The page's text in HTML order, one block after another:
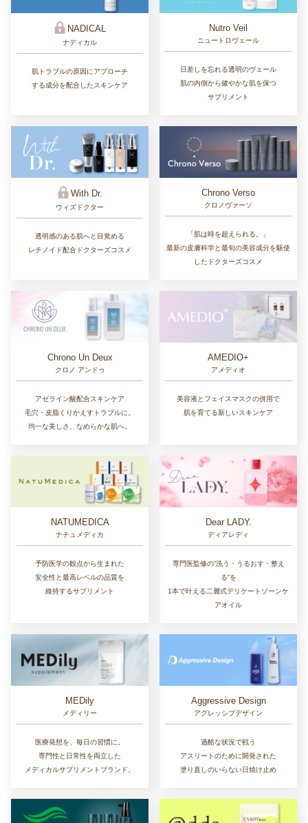
NADICAL
ナディカル
肌トラブルの原因にアプローチ
する成分を配合したスキンケア
Nutro Veil
ニュートロヴェール
日差しを忘れる透明のヴェール
肌の内側から健やかな肌を保つ
サプリメント
With Dr.
ウィズドクター
透明感のある肌へと目覚める
レチノイド配合ドクターズコスメ
Chrono Verso
クロノヴァーソ
「肌は時を超えられる。」
最新の皮膚科学と最旬の美容成分を駆使
したドクターズコスメ
Chrono Un Deux
クロノ アンドゥ
アゼライン酸配合スキンケア
毛穴・皮脂くりかえすトラブルに。
均一な美しさ、なめらかな肌へ。
AMEDIO+
アメディオ
美容液とフェイスマスクの併用で
肌を育てる新しいスキンケア
NATUMEDICA
ナチュメディカ
予防医学の観点から生まれた
安全性と最高レベルの品質を
維持するサプリメント
Dear LADY.
ディアレディ
専門医監修の“洗う・うるおす・整え
る”を
1本で叶える二層式デリケートゾーンケ
アオイル
MEDily
メディリー
医療発想を、毎日の習慣に。
専門性と日常性を両立した
メディカルサプリメントブランド。
Aggressive Design
アグレッシブデザイン
過酷な状況で戦う
アスリートのために開発された
塗り直しのいらない日焼け止め